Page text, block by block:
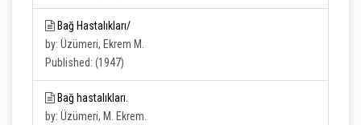
Bağ Hastalıkları/
by: Üzümeri, Ekrem M.
Published: (1947)
Bağ hastalıkları.
by: Üzümeri, M. Ekrem.